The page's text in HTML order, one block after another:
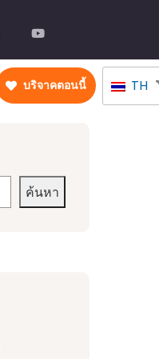
บริจาคตอนนี้ TH
ค้นหา